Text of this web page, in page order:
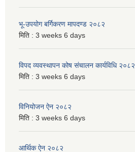
भू-उपयोग बर्गिकरण मापदण्ड २०८२
मिति : 3 weeks 6 days
विपद व्यवस्थापन कोष संचालन कार्यविधि २०८२
मिति : 3 weeks 6 days
विनियोजन ऐन २०८२
मिति : 3 weeks 6 days
आर्थिक ऐन २०८२